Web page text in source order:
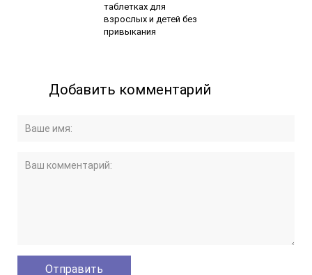
таблетках для
взрослых и детей без
привыкания
Добавить комментарий